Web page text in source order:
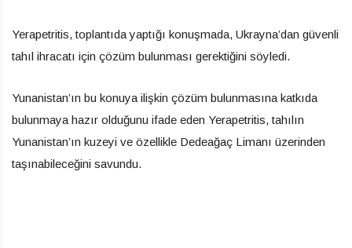
Yerapetritis, toplantıda yaptığı konuşmada, Ukrayna’dan güvenli
tahıl ihracatı için çözüm bulunması gerektiğini söyledi.
Yunanistan’ın bu konuya ilişkin çözüm bulunmasına katkıda
bulunmaya hazır olduğunu ifade eden Yerapetritis, tahılın
Yunanistan’ın kuzeyi ve özellikle Dedeağaç Limanı üzerinden
taşınabileceğini savundu.